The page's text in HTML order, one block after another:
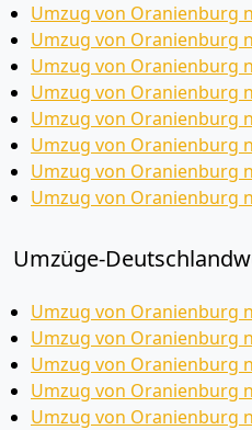
Umzug von Oranienburg
Umzug von Oranienburg
Umzug von Oranienburg
Umzug von Oranienburg
Umzug von Oranienburg
Umzug von Oranienburg
Umzug von Oranienburg
Umzug von Oranienburg
Umzüge-
Umzug von Oranienburg
Umzug von Oranienburg
Umzug von Oranienburg
Umzug von Oranienburg
Umzug von Oranienburg